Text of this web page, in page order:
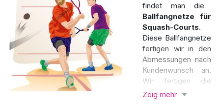
findet man die
Ballfangnetze für
Squash-Courts.
Diese Ballfangnetze
fertigen wir in den
Abmessungen nach
Kundenwunsch an.
Wir fertigen die
Ballfangnetze für
Zeig mehr